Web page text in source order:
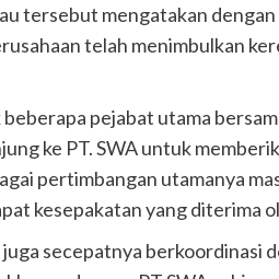
tersebut mengatakan
telah menimbulkan
beberapa pejabat utama
ke PT. SWA untuk
pertimbangan utamanya
kesepakatan yang diterima
secepatnya berkoordinasi